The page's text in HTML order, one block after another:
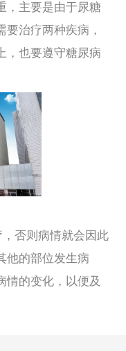
，主要是由于尿糖
治疗两种疾病，
，也要遵守糖尿病
否则病情就会因此
他的部位发生病
情的变化，以便及